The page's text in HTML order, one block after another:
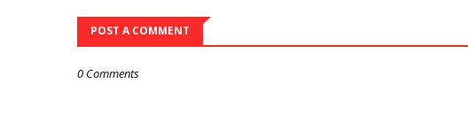
POST A COMMENT
0 Comments